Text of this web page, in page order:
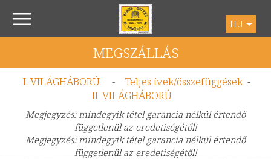
HU
MEGSZÁLLÁS
I. VILÁGHÁBORÚ - Teljes ívek/összefüggések-
II. VILÁGHÁBORÚ
Megjegyzés: mindegyik tétel garancia nélkül értendő
függetlenül az eredetiségétől!
Megjegyzés: mindegyik tétel garancia nélkül értendő
függetlenül az eredetiségétől!